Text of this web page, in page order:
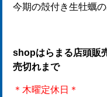
今期の殻付き生牡蠣
shopはらまる店頭販
売切れまで
＊木曜定休日＊